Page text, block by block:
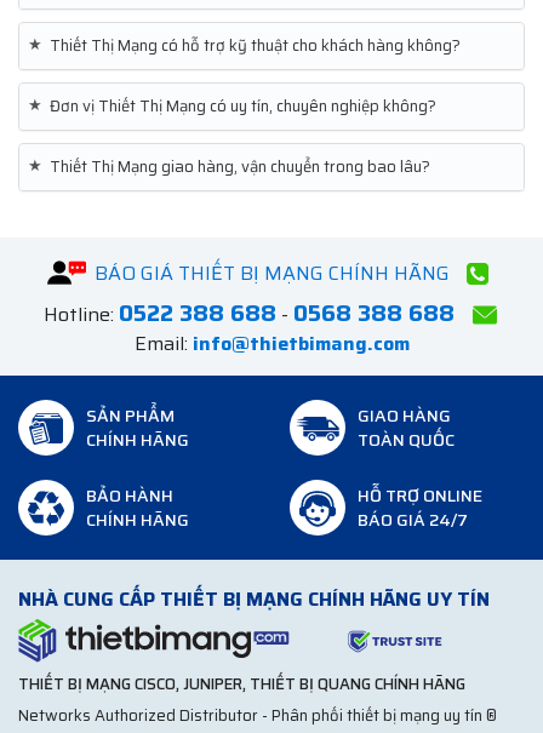
★ Thiết Thị Mạng có hỗ trợ kỹ thuật cho khách hàng không?
★ Đơn vị Thiết Thị Mạng có uy tín, chuyên nghiệp không?
★ Thiết Thị Mạng giao hàng, vận chuyển trong bao lâu?
BÁO GIÁ THIẾT BỊ MẠNG CHÍNH HÃNG
Hotline: 0522 388 688 - 0568 388 688
Email: info@thietbimang.com
SẢN PHẨM
CHÍNH HÃNG
GIAO HÀNG
TOÀN QUỐC
BẢO HÀNH
CHÍNH HÃNG
HỖ TRỢ ONLINE
BÁO GIÁ 24/7
NHÀ CUNG CẤP THIẾT BỊ MẠNG CHÍNH HÃNG UY TÍN
THIẾT BỊ MẠNG CISCO, JUNIPER, THIẾT BỊ QUANG CHÍNH HÃNG
Networks Authorized Distributor - Phân phối thiết bị mạng uy tín ®